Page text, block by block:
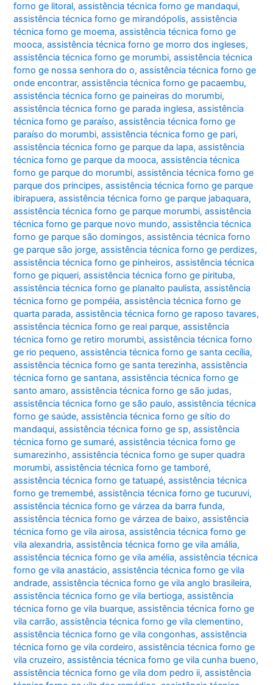
forno ge litoral,assistência técnica forno ge mandaqui,
assistência técnica forno ge mirandópolis,assistência
técnica forno ge moema,assistência técnica forno ge
mooca,assistência técnica forno ge morro dos ingleses,
assistência técnica forno ge morumbi,assistência técnica
forno ge nossa senhora do o,assistência técnica forno ge
onde encontrar,assistência técnica forno ge pacaembu,
assistência técnica forno ge paineiras do morumbi,
assistência técnica forno ge parada inglesa,assistência
técnica forno ge paraíso,assistência técnica forno ge
paraíso do morumbi,assistência técnica forno ge pari,
assistência técnica forno ge parque da lapa,assistência
técnica forno ge parque da mooca,assistência técnica
forno ge parque do morumbi,assistência técnica forno ge
parque dos principes,assistência técnica forno ge parque
ibirapuera,assistência técnica forno ge parque jabaquara,
assistência técnica forno ge parque morumbi,assistência
técnica forno ge parque novo mundo,assistência técnica
forno ge parque são domingos,assistência técnica forno
ge parque são jorge,assistência técnica forno ge perdizes,
assistência técnica forno ge pinheiros,assistência técnica
forno ge piqueri,assistência técnica forno ge pirituba,
assistência técnica forno ge planalto paulista,assistência
técnica forno ge pompéia,assistência técnica forno ge
quarta parada,assistência técnica forno ge raposo tavares,
assistência técnica forno ge real parque,assistência
técnica forno ge retiro morumbi,assistência técnica forno
ge rio pequeno,assistência técnica forno ge santa cecília,
assistência técnica forno ge santa terezinha,assistência
técnica forno ge santana,assistência técnica forno ge
santo amaro,assistência técnica forno ge são judas,
assistência técnica forno ge são paulo,assistência técnica
forno ge saúde,assistência técnica forno ge sítio do
mandaqui,assistência técnica forno ge sp,assistência
técnica forno ge sumaré,assistência técnica forno ge
sumarezinho,assistência técnica forno ge super quadra
morumbi,assistência técnica forno ge tamboré,
assistência técnica forno ge tatuapé,assistência técnica
forno ge tremembé,assistência técnica forno ge tucuruvi,
assistência técnica forno ge várzea da barra funda,
assistência técnica forno ge várzea de baixo,assistência
técnica forno ge vila airosa,assistência técnica forno ge
vila alexandria,assistência técnica forno ge vila amália,
assistência técnica forno ge vila amélia,assistência técnica
forno ge vila anastácio,assistência técnica forno ge vila
andrade,assistência técnica forno ge vila anglo brasileira,
assistência técnica forno ge vila bertioga,assistência
técnica forno ge vila buarque,assistência técnica forno ge
vila carrão,assistência técnica forno ge vila clementino,
assistência técnica forno ge vila congonhas,assistência
técnica forno ge vila cordeiro,assistência técnica forno ge
vila cruzeiro,assistência técnica forno ge vila cunha bueno,
assistência técnica forno ge vila dom pedro ii,assistência